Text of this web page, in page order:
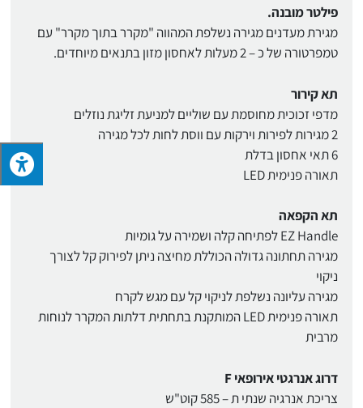
פילטר מובנה.
מגירת מעדנים מגירה נשלפת המהווה "מקרר בתוך מקרר" עם
טמפרטורה של כ – 2 מעלות לאחסון מזון בתנאים מיוחדים.
תא קירור
מדפי זכוכית מחוסמת עם שוליים למניעת זליגת נוזלים
2 מגירות לפירות וירקות עם ווסת לחות לכל מגירה
6 תאי אחסון בדלת
תאורה פנימית LED
תא הקפאה
EZ Handle לפתיחה קלה ושמירה על גומיות
מגירה תחתונה גדולה הכוללת מחיצה ניתן לפירוק קל לצורך
ניקוי
מגירה עליונה נשלפת לניקוי קל עם מגש לקרח
תאורה פנימית LED המותקנת בתחתית דלתות המקרר לנוחות
מרבית
דרוג אנרגטי אירופאי F
צריכת אנרגיה שנתי ת – 585 קוט"ש